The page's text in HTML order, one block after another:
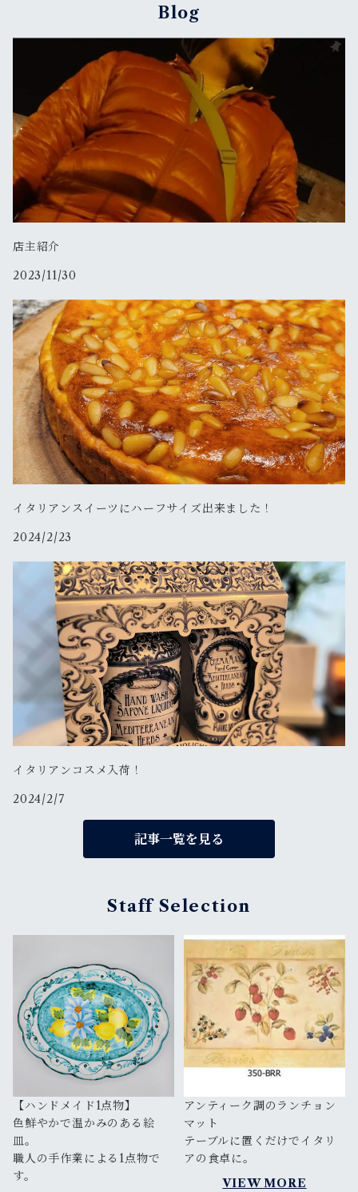
Blog
店主紹介
2023/11/30
イタリアンスイーツにハーフサイズ出来ました！
2024/2/23
イタリアンコスメ入荷！
2024/2/7
記事一覧を見る
Staff Selection
【ハンドメイド1点物】
色鮮やかで温かみのある絵
皿。
職人の手作業による1点物で
す。
アンティーク調のランチョン
マット
テーブルに置くだけでイタリ
アの食卓に。
VIEW MORE